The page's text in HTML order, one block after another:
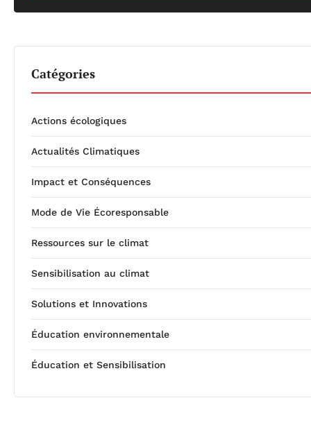
Catégories
Actions écologiques
Actualités Climatiques
Impact et Conséquences
Mode de Vie Écoresponsable
Ressources sur le climat
Sensibilisation au climat
Solutions et Innovations
Éducation environnementale
Éducation et Sensibilisation